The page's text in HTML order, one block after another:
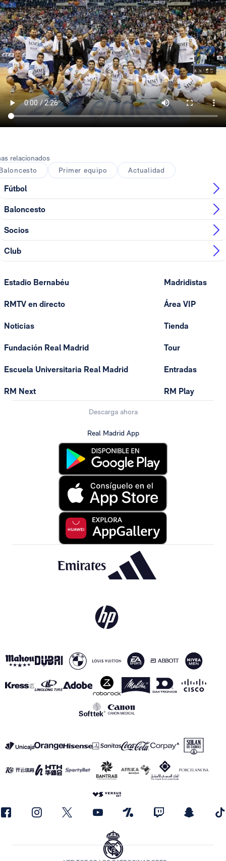
relacionados
Primer equipo Actualidad
Fútbol
Baloncesto
Socios
Club
Estadio Bernabéu
RMTV en directo
Noticias
Fundación Real Madrid
Escuela Universitaria Real Madrid
RM Next
Madridistas
Área VIP
Tienda
Tour
Entradas
RM Play
Descarga ahora
Real Madrid App